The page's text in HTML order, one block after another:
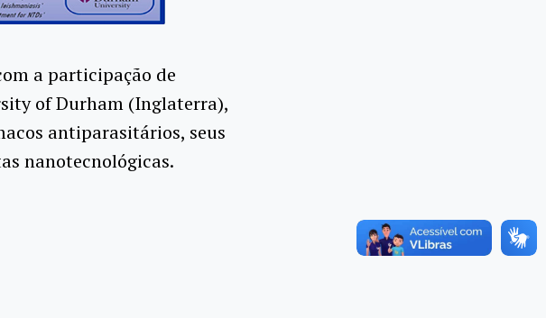
a participação de
of Durham (Inglaterra),
antiparasitários, seus
nanotecnológicas.